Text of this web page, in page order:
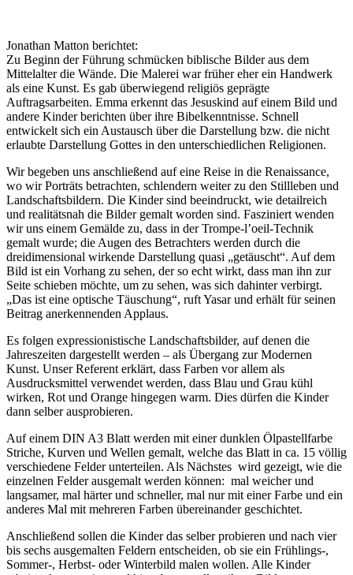
Jonathan Matton berichtet:
Zu Beginn der Führung schmücken biblische Bilder aus dem
Mittelalter die Wände. Die Malerei war früher eher ein Handwerk
als eine Kunst. Es gab überwiegend religiös geprägte
Auftragsarbeiten. Emma erkennt das Jesuskind auf einem Bild und
andere Kinder berichten über ihre Bibelkenntnisse. Schnell
entwickelt sich ein Austausch über die Darstellung bzw. die nicht
erlaubte Darstellung Gottes in den unterschiedlichen Religionen.
Wir begeben uns anschließend auf eine Reise in die Renaissance,
wo wir Porträts betrachten, schlendern weiter zu den Stillleben und
Landschaftsbildern. Die Kinder sind beeindruckt, wie detailreich
und realitätsnah die Bilder gemalt worden sind. Fasziniert wenden
wir uns einem Gemälde zu, dass in der Trompe-l’oeil-Technik
gemalt wurde; die Augen des Betrachters werden durch die
dreidimensional wirkende Darstellung quasi „getäuscht“. Auf dem
Bild ist ein Vorhang zu sehen, der so echt wirkt, dass man ihn zur
Seite schieben möchte, um zu sehen, was sich dahinter verbirgt.
„Das ist eine optische Täuschung“, ruft Yasar und erhält für seinen
Beitrag anerkennenden Applaus.
Es folgen expressionistische Landschaftsbilder, auf denen die
Jahreszeiten dargestellt werden – als Übergang zur Modernen
Kunst. Unser Referent erklärt, dass Farben vor allem als
Ausdrucksmittel verwendet werden, dass Blau und Grau kühl
wirken, Rot und Orange hingegen warm. Dies dürfen die Kinder
dann selber ausprobieren.
Auf einem DIN A3 Blatt werden mit einer dunklen Ölpastellfarbe
Striche, Kurven und Wellen gemalt, welche das Blatt in ca. 15 völlig
verschiedene Felder unterteilen. Als Nächstes wird gezeigt, wie die
einzelnen Felder ausgemalt werden können: mal weicher und
langsamer, mal härter und schneller, mal nur mit einer Farbe und ein
anderes Mal mit mehreren Farben übereinander geschichtet.
Anschließend sollen die Kinder das selber probieren und nach vier
bis sechs ausgemalten Feldern entscheiden, ob sie ein Frühlings-,
Sommer-, Herbst- oder Winterbild malen wollen. Alle Kinder